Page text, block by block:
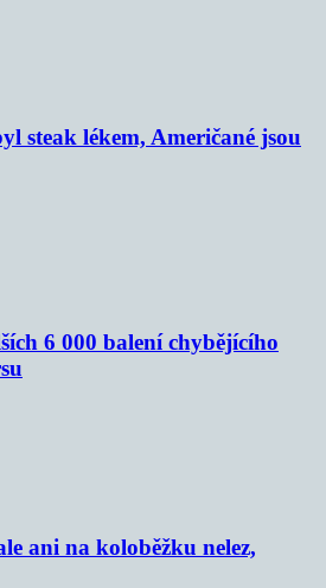
steak lékem, Američané jsou
6 000 balení chybějícího
ani na koloběžku nelez,